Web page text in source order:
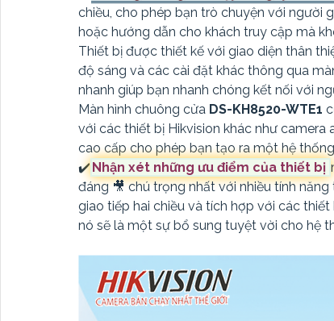
chiều, cho phép bạn trò chuyện với người
hoặc hướng dẫn cho khách truy cập mà
Thiết bị được thiết kế với giao diện thân
độ sáng và các cài đặt khác thông qua
nhanh giúp bạn nhanh chóng kết nối với
Màn hình chuông cửa DS-KH8520-WTE1
với các thiết bị Hikvision khác như
cao cấp cho phép bạn tạo ra một hệ
✔️ Nhận xét những ưu điểm của thiết bị
đáng 🎥 chú trọng nhất với nhiều tính năng
giao tiếp hai chiều và tích hợp với các
nó sẽ là một sự bổ sung tuyệt vời cho hệ